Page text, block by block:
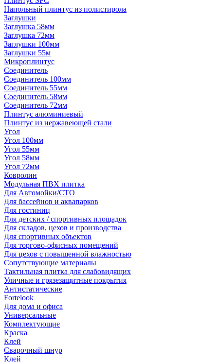
Напольный плинтус из полистирола
Заглушки
Заглушка 58мм
Заглушка 72мм
Заглушки 100мм
Заглушки 55м
Микроплинтус
Соединитель
Соединитель 100мм
Соединитель 55мм
Соединитель 58мм
Соединитель 72мм
Плинтус алюминиевый
Плинтус из нержавеющей стали
Угол
Угол 100мм
Угол 55мм
Угол 58мм
Угол 72мм
Ковролин
Модульная ПВХ плитка
Для Автомойки/СТО
Для бассейнов и аквапарков
Для гостиниц
Для детских / спортивных площадок
Для складов, цехов и производства
Для спортивных объектов
Для торгово-офисных помещений
Для цехов с повышенной влажностью
Сопутствующие материалы
Тактильная плитка для слабовидящих
Уличные и грязезащитные покрытия
Антистатические
Fortelook
Для дома и офиса
Универсальные
Комплектующие
Краска
Клей
Сварочный шнур
Клей